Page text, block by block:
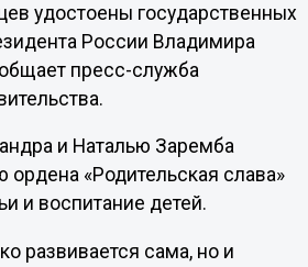
удостоены государственных
России Владимира
пресс-служба
и Наталью Заремба
ордена «Родительская слава»
и воспитание детей.
развивается сама, но и